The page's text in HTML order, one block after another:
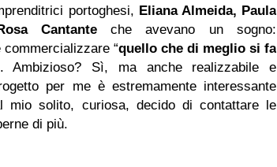
portoghesi, Eliana Almeida, Paula
Cantanteche avevano un sogno:
commercializzare “quello che di meglio si fa
Ambizioso? Sì, ma anche realizzabile e
per me è estremamente interessante
mio solito, curiosa, decido di contattare le
di più.